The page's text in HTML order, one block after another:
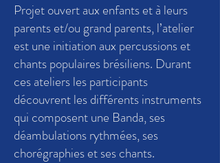
Projet ouvert aux enfants et à leurs
parents et/ou grand parents, l’atelier
est une initiation aux percussions et
chants populaires brésiliens. Durant
ces ateliers les participants
découvrent les différents instruments
qui composent une Banda, ses
déambulations rythmées, ses
chorégraphies et ses chants.